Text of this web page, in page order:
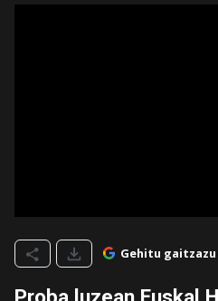
Gehitu
Proba luzean Euskal